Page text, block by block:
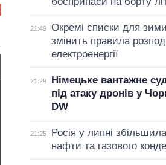
21:49
Окремі списки для зими
змінить правила
електроенергії
21:29
Німецьке вантажне
під атаку дронів у
DW
21:25
Росія у липні
нафти та газового